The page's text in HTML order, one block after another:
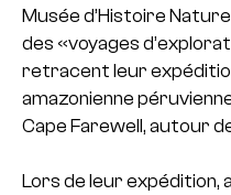
Musée d’Histoire
des «voyages
retracent leur
amazonienne
Cape Farewell, autour
Lors de leur expédition,